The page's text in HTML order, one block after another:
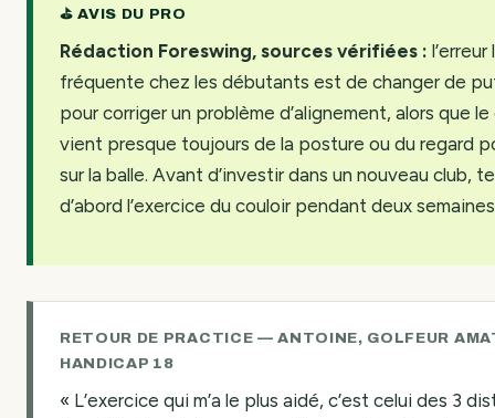
⛳ AVIS DU PRO
Rédaction Foreswing, sources vérifiées : l’erreur
fréquente chez les débutants est de changer de
pour corriger un problème d’alignement, alors que
vient presque toujours de la posture ou du regard
sur la balle. Avant d’investir dans un nouveau club,
d’abord l’exercice du couloir pendant deux
RETOUR DE PRACTICE — ANTOINE, GOLFEUR
HANDICAP 18
« L’exercice qui m’a le plus aidé, c’est celui des 3